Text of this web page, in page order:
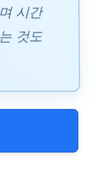
시간
것도